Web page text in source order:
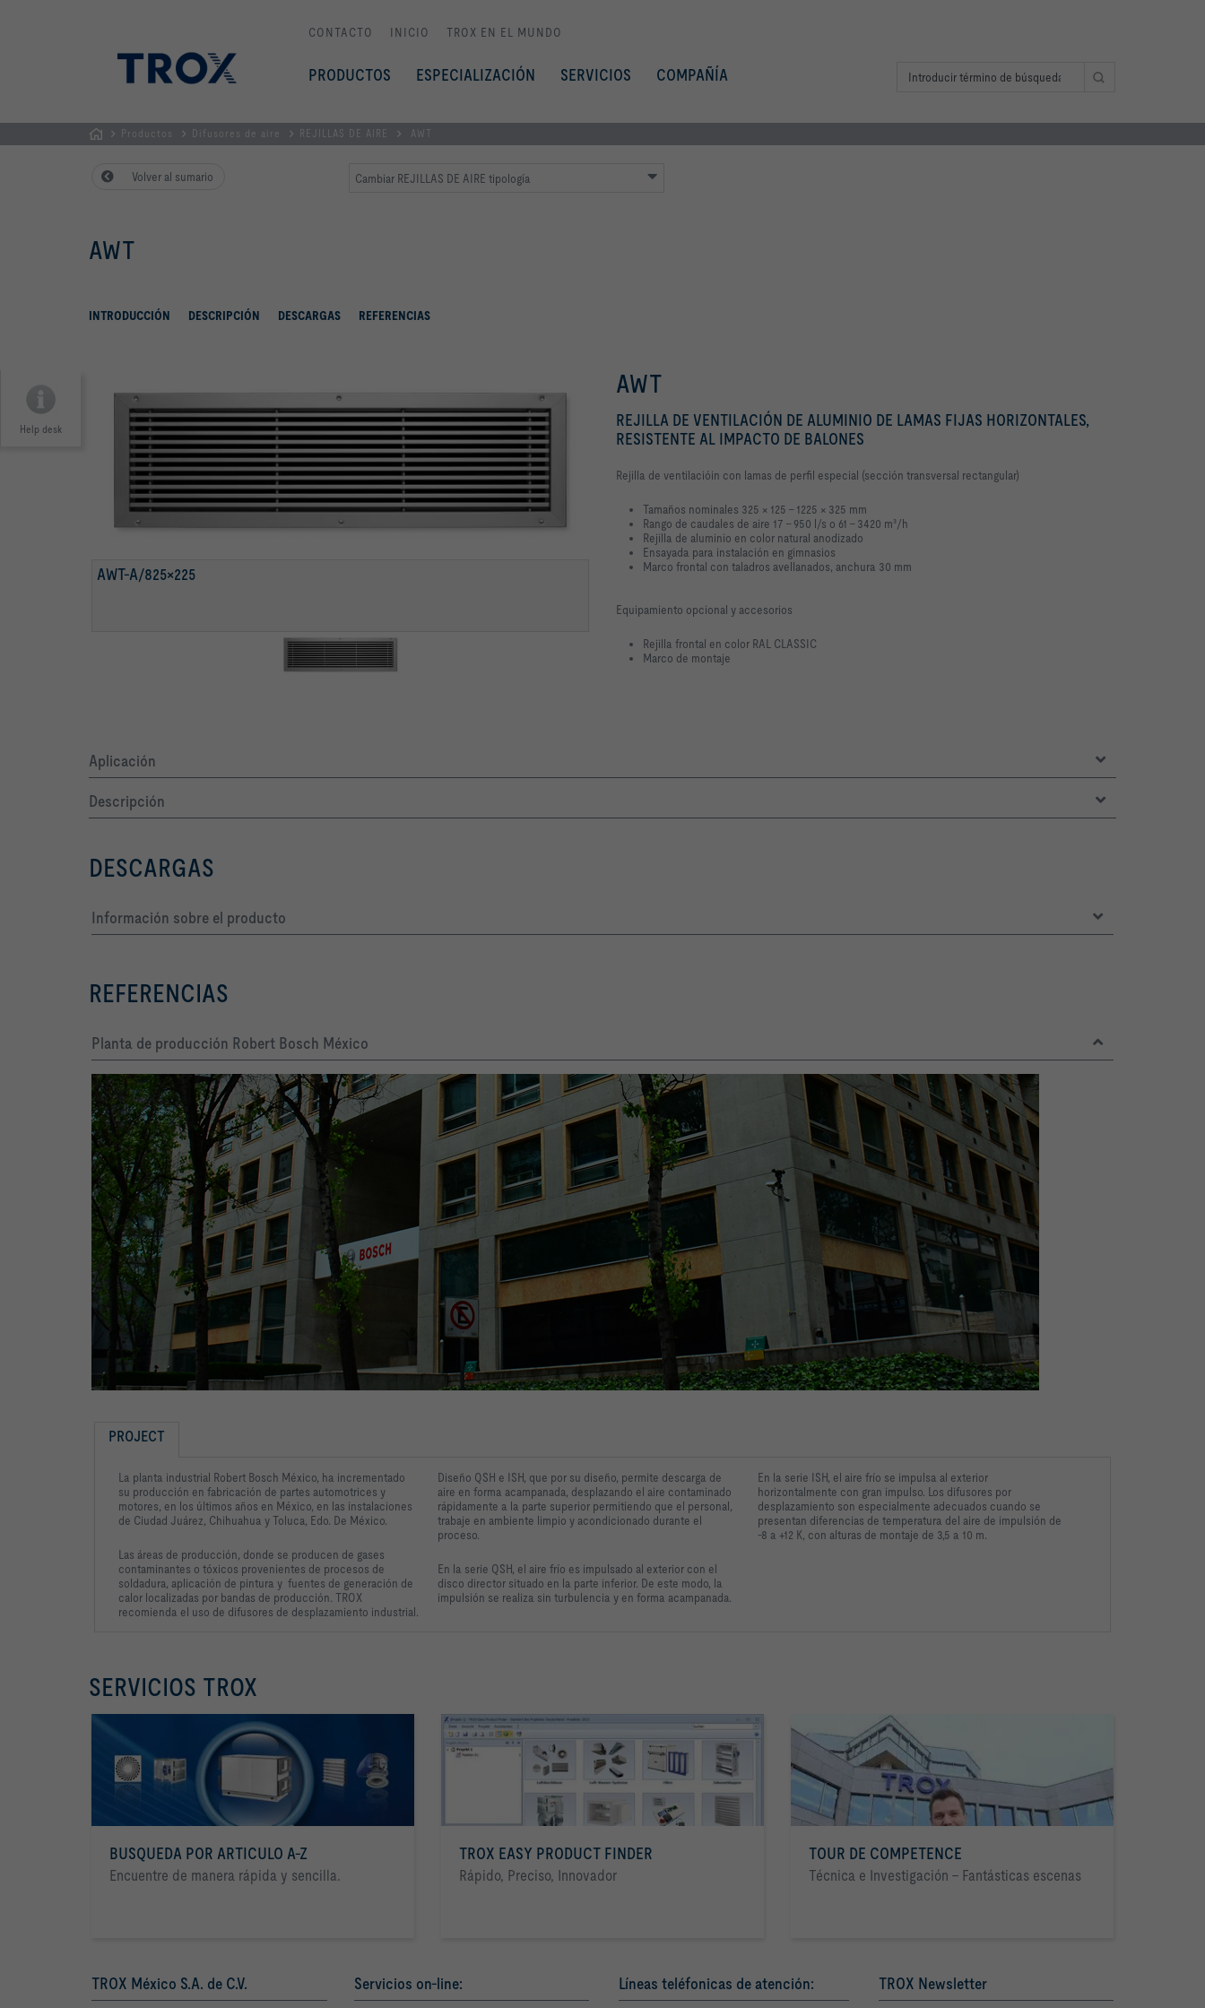
CONTACTO INICIO TROX EN EL MUNDO
PRODUCTOS ESPECIALIZACIÓN SERVICIOS COMPAÑÍA
PRINCIPAL
Productos Difusores de aire REJILLAS DE AIRE AWT
Volver al sumario Cambiar REJILLAS DE AIRE tipología
AWT
INTRODUCCIÓN DESCRIPCIÓN DESCARGAS REFERENCIAS
Help desk
AWT-A/825×225
AWT
REJILLA DE VENTILACIÓN DE ALUMINIO DE LAMAS FIJAS HORIZONTALES,
RESISTENTE AL IMPACTO DE BALONES
Rejilla de ventilacióin con lamas de perfil especial (sección transversal rectangular)
Tamaños nominales 325 × 125 – 1225 × 325 mm
Rango de caudales de aire 17 – 950 l/s o 61 – 3420 m³/h
Rejilla de aluminio en color natural anodizado
Ensayada para instalación en gimnasios
Marco frontal con taladros avellanados, anchura 30 mm
Equipamiento opcional y accesorios
Rejilla frontal en color RAL CLASSIC
Marco de montaje
Aplicación
Descripción
DESCARGAS
Información sobre el producto
REFERENCIAS
Planta de producción Robert Bosch México
PROJECT
La planta industrial Robert Bosch México, ha incrementado
su producción en fabricación de partes automotrices y
motores, en los últimos años en México, en las instalaciones
de Ciudad Juárez, Chihuahua y Toluca, Edo. De México.
Las áreas de producción, donde se producen de gases
contaminantes o tóxicos provenientes de procesos de
soldadura, aplicación de pintura y fuentes de generación de
calor localizadas por bandas de producción. TROX
recomienda el uso de difusores de desplazamiento industrial.
Diseño QSH e ISH, que por su diseño, permite descarga de
aire en forma acampanada, desplazando el aire contaminado
rápidamente a la parte superior permitiendo que el personal,
trabaje en ambiente limpio y acondicionado durante el
proceso.
En la serie QSH, el aire frío es impulsado al exterior con el
disco director situado en la parte inferior. De este modo, la
impulsión se realiza sin turbulencia y en forma acampanada.
En la serie ISH, el aire frío se impulsa al exterior
horizontalmente con gran impulso. Los difusores por
desplazamiento son especialmente adecuados cuando se
presentan diferencias de temperatura del aire de impulsión de
-8 a +12 K, con alturas de montaje de 3,5 a 10 m.
SERVICIOS TROX
BUSQUEDA POR ARTICULO A-Z
Encuentre de manera rápida y sencilla.
TROX EASY PRODUCT FINDER
Rápido, Preciso, Innovador
TOUR DE COMPETENCE
Técnica e Investigación - Fantásticas escenas
TROX México S.A. de C.V. Servicios on-line: Líneas teléfonicas de atención: TROX Newsletter